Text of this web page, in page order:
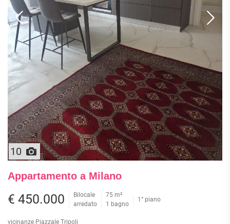
10
Appartamento a Milano
€ 450.000
Bilocale
arredato
75 m²
1 bagno
1° piano
vicinanze Piazzale Tripoli